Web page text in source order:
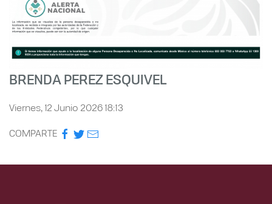
BRENDA PEREZ ESQUIVEL
Viernes, 12 Junio 2026 18:13
COMPARTE